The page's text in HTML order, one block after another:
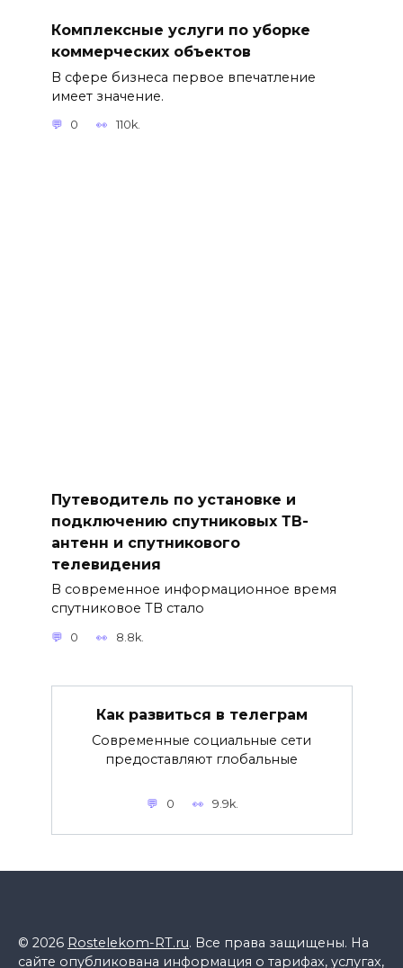
Комплексные услуги по уборке
коммерческих объектов
В сфере бизнеса первое впечатление
имеет значение.
0 110k.
Путеводитель по установке и
подключению спутниковых ТВ-
антенн и спутникового
телевидения
В современное информационное время
спутниковое ТВ стало
0 8.8k.
Как развиться в телеграм
Современные социальные сети
предоставляют глобальные
0 9.9k.
© 2026 Rostelekom-RT.ru. Все права защищены. На
сайте опубликована информация о тарифах, услугах,